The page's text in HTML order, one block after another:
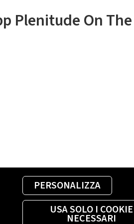
PERSONALIZZA
USA SOLO I COOKIE
NECESSARI
Plenitude On